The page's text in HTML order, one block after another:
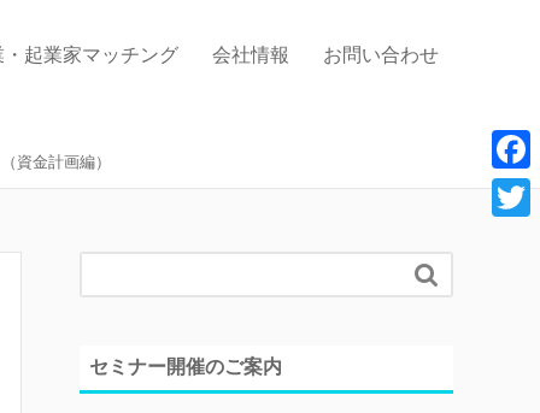
起業家マッチング 会社情報 お問い合わせ
資金計画編）

セミナー開催のご案内
F